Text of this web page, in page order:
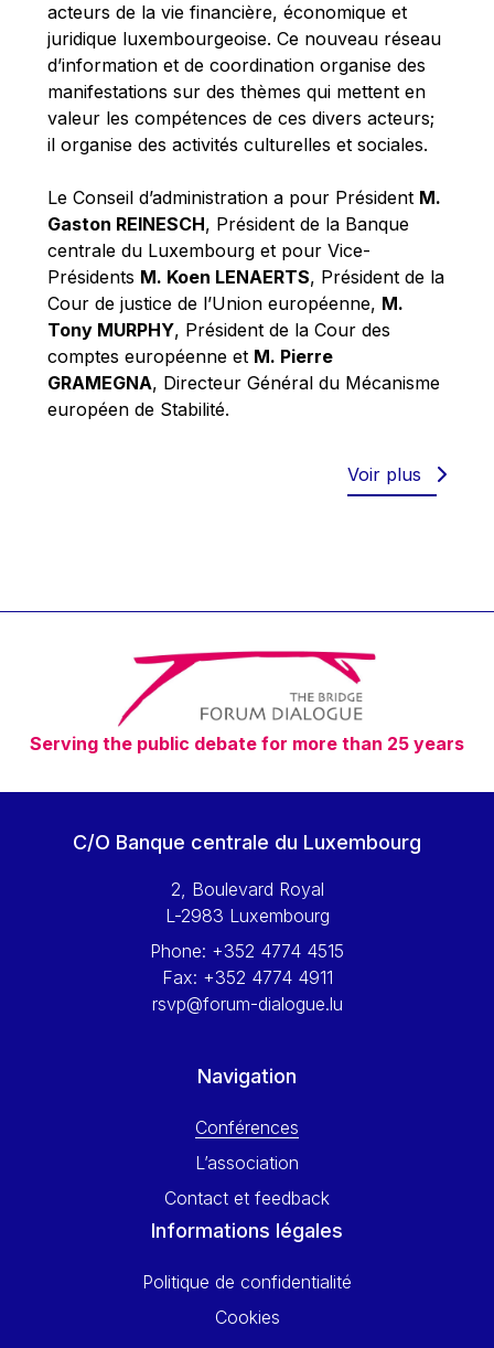
Mireille Delmas-Marty
Nobuo Tanaka
Otmar Issing
Paolo Mengozzi
Paschal Donohoe
Pat Cox
Patrizia Nanz
Philippe Maystadt
Pierre Gramegna
Richard Pelly
Robert Goebbels
Robert REYNDERS
Timothy Radcliffe
Vaclav Klaus
Vassilios Skouris
Vítor Manuel da Silva Caldeira
Viviane Reding
Walter Hagg
Wolfgang Ketterle
Yossi Beillin
Yves FRANCHET
acteurs de la vie financière, économique et
juridique luxembourgeoise. Ce nouveau réseau
d’information et de coordination organise des
manifestations sur des thèmes qui mettent en
valeur les compétences de ces divers acteurs;
il organise des activités culturelles et sociales.
Le Conseil d’administration a pour Président M.
Gaston REINESCH, Président de la Banque
centrale du Luxembourg et pour Vice-
Présidents M. Koen LENAERTS, Président de la
Cour de justice de l’Union européenne, M.
Tony MURPHY, Président de la Cour des
comptes européenne et M. Pierre
GRAMEGNA, Directeur Général du Mécanisme
européen de Stabilité.
Voir plus
Serving the public debate for more than 25 years
C/O Banque centrale du Luxembourg
2, Boulevard Royal
L-2983 Luxembourg
Phone: +352 4774 4515
Fax: +352 4774 4911
rsvp@forum-dialogue.lu
Navigation
Conférences
L’association
Contact et feedback
Informations légales
Politique de confidentialité
Cookies